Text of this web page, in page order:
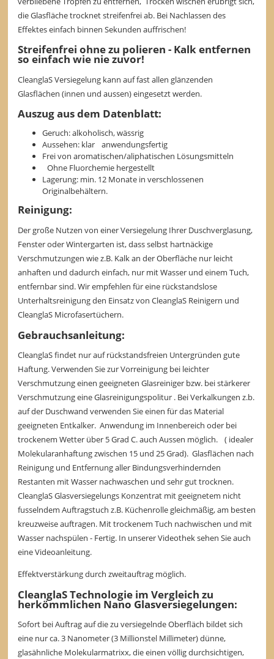
die Glasfläche trocknet streifenfrei ab. Bei Nachlassen des
Effektes einfach binnen Sekunden auffrischen!
Streifenfrei ohne zu polieren - Kalk entfernen
so einfach wie nie zuvor!
CleanglaS Versiegelung kann auf fast allen glänzenden
Glasflächen (innen und aussen) eingesetzt werden.
Auszug aus dem Datenblatt:
Geruch: alkoholisch, wässrig
Aussehen: klar anwendungsfertig
Frei von aromatischen/aliphatischen Lösungsmitteln
Ohne Fluorchemie hergestellt
Lagerung: min. 12 Monate in verschlossenen
Originalbehältern.
Reinigung:
Der große Nutzen von einer Versiegelung Ihrer Duschverglasung,
Fenster oder Wintergarten ist, dass selbst hartnäckige
Verschmutzungen wie z.B. Kalk an der Oberfläche nur leicht
anhaften und dadurch einfach, nur mit Wasser und einem Tuch,
entfernbar sind. Wir empfehlen für eine rückstandslose
Unterhaltsreinigung den Einsatz von CleanglaS Reinigern und
CleanglaS Microfasertüchern.
Gebrauchsanleitung:
CleanglaS findet nur auf rückstandsfreien Untergründen gute
Haftung. Verwenden Sie zur Vorreinigung bei leichter
Verschmutzung einen geeigneten Glasreiniger bzw. bei stärkerer
Verschmutzung eine Glasreinigungspolitur . Bei Verkalkungen z.b.
auf der Duschwand verwenden Sie einen für das Material
geeigneten Entkalker. Anwendung im Innenbereich oder bei
trockenem Wetter über 5 Grad C. auch Aussen möglich. ( idealer
Molekularanhaftung zwischen 15 und 25 Grad). Glasflächen nach
Reinigung und Entfernung aller Bindungsverhindernden
Restanten mit Wasser nachwaschen und sehr gut trocknen.
CleanglaS Glasversiegelungs Konzentrat mit geeignetem nicht
fusselndem Auftragstuch z.B. Küchenrolle gleichmäßig, am besten
kreuzweise auftragen. Mit trockenem Tuch nachwischen und mit
Wasser nachspülen - Fertig. In unserer Videothek sehen Sie auch
eine Videoanleitung.
Effektverstärkung durch zweitauftrag möglich.
CleanglaS Technologie im Vergleich zu
herkömmlichen Nano Glasversiegelungen:
Sofort bei Auftrag auf die zu versiegelnde Oberfläch bildet sich
eine nur ca. 3 Nanometer (3 Millionstel Millimeter) dünne,
glasähnliche Molekularmatrixx, die einen völlig durchsichtigen,